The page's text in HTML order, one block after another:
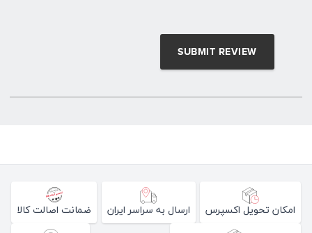
امکان تحویل اکسپرس ارسال به سراسر ایران ضمانت اصالت کالا